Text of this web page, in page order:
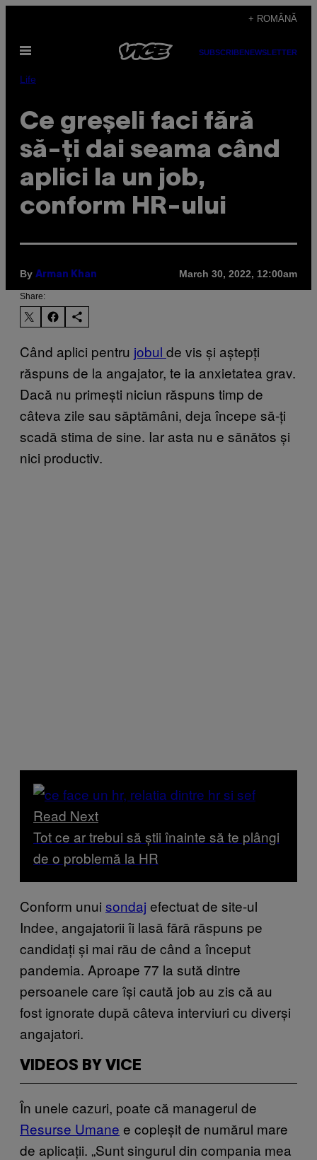
content
+ ROMÂNĂ
Open
SUBSCRIBENEWSLETTER
Life
Ce greșeli faci fără
să-ți dai seama când
aplici la un job,
conform HR-ului
By Arman Khan March 30, 2022, 12:00am
Share:
Când aplici pentru jobul de vis și aștepți
răspuns de la angajator, te ia anxietatea grav.
Dacă nu primești niciun răspuns timp de
câteva zile sau săptămâni, deja începe să-ți
scadă stima de sine. Iar asta nu e sănătos și
nici productiv.
Read Next
Tot ce ar trebui să știi înainte să te plângi
de o problemă la HR
Conform unui sondaj efectuat de site-ul
Indee, angajatorii îi lasă fără răspuns pe
candidați și mai rău de când a început
pandemia. Aproape 77 la sută dintre
persoanele care își caută job au zis că au
fost ignorate după câteva interviuri cu diverși
angajatori.
VIDEOS BY VICE
În unele cazuri, poate că managerul de
Resurse Umane e copleșit de numărul mare
de aplicații. „Sunt singurul din compania mea